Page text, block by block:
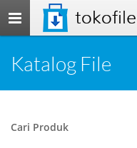
Toggle
navigation
tokofile
Katalog File
Cari Produk